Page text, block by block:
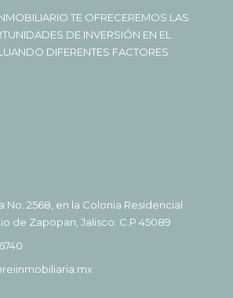
TE OFRECEREMOS LAS
DE INVERSIÓN EN EL
DIFERENTES FACTORES
No. 2568, en la Colonia Residencial
de Zapopan, Jalisco. C.P 45089